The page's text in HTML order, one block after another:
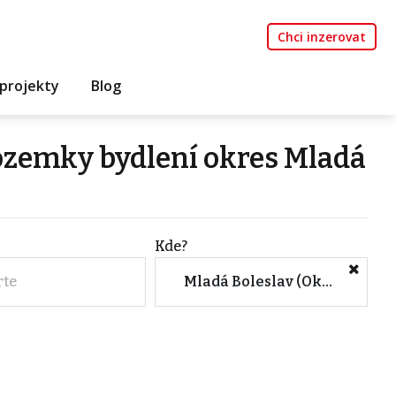
Chci inzerovat
Blog
bydlení okres Mladá
Kde?
Mladá Boleslav (Okres, Středočeský kraj)